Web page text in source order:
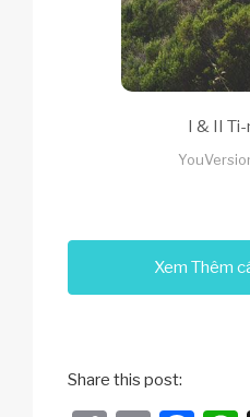
I & II
Xem Thêm
Share this post: